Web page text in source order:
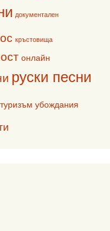
документален
кръстовища
онлайн
руски песни
туризъм убождания